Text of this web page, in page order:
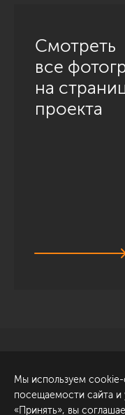
Смотреть
все
на
проекта
ул. Академика
к1
Мы используем cookie-
посещаемости сайта и
«Принять», вы